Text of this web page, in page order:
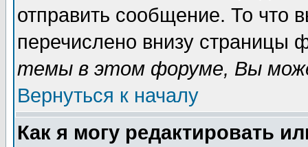
отправить сообщение. То что
перечислено внизу страницы
темы в этом форуме, Вы
Вернуться к началу
Как я могу редактировать